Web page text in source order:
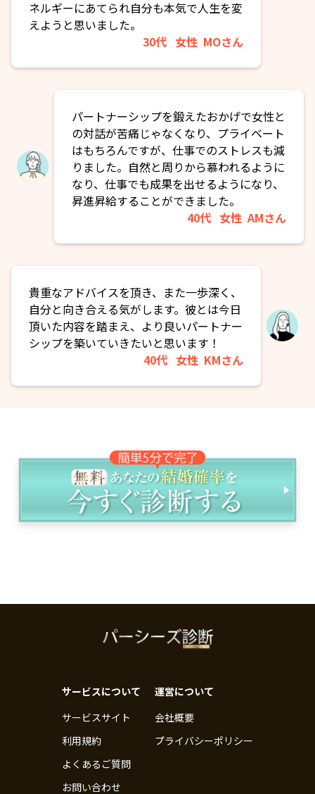
ネルギーにあてられ自分も本気で人生を変
えようと思いました。
30代 女性 MOさん
パートナーシップを鍛えたおかげで女性と
の対話が苦痛じゃなくなり、プライベート
はもちろんですが、仕事でのストレスも減
りました。自然と周りから慕われるように
なり、仕事でも成果を出せるようになり、
昇進昇給することができました。
40代 女性 AMさん
貴重なアドバイスを頂き、また一歩深く、
自分と向き合える気がします。彼とは今日
頂いた内容を踏まえ、より良いパートナー
シップを築いていきたいと思います！
40代 女性 KMさん
サービスについて
サービスサイト
利用規約
よくあるご質問
お問い合わせ
運営について
会社概要
プライバシーポリシー